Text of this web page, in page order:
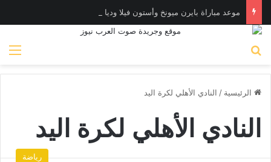
موعد مباراة بايرن ميونخ وأستون فيلا وديا والقنوات الناقلة
الرئيسية / النادي الأهلي لكرة اليد
النادي الأهلي لكرة اليد
رياضة